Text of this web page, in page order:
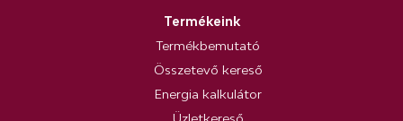
Termékeink
Termékbemutató
Összetevő kereső
Energia kalkulátor